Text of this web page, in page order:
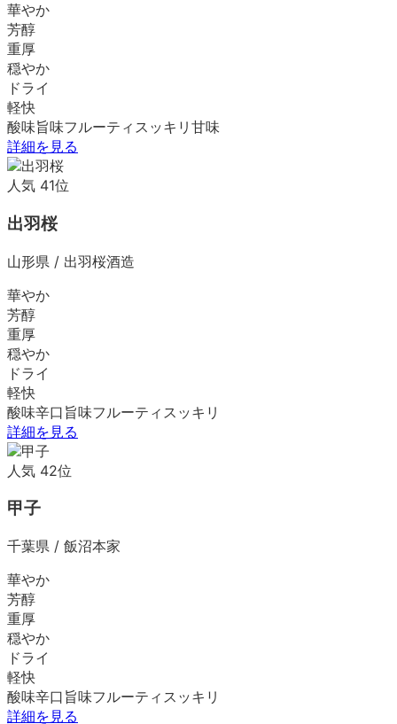
華やか
芳醇
重厚
穏やか
ドライ
軽快
酸味旨味フルーティ スッキリ 甘味
詳細を見る
人気 41位
出羽桜
山形県 / 出羽桜酒造
華やか
芳醇
重厚
穏やか
ドライ
軽快
酸味辛口 旨味フルーティ スッキリ
詳細を見る
人気 42位
甲子
千葉県 / 飯沼本家
華やか
芳醇
重厚
穏やか
ドライ
軽快
酸味辛口 旨味フルーティ スッキリ
詳細を見る